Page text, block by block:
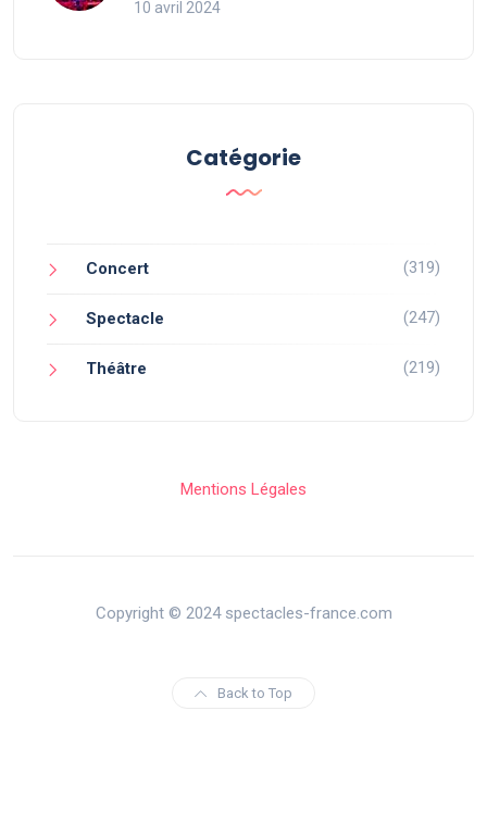
10 avril 2024
Catégorie
Concert (319)
Spectacle (247)
Théâtre (219)
Mentions Légales
Copyright © 2024 spectacles-france.com
Back to Top